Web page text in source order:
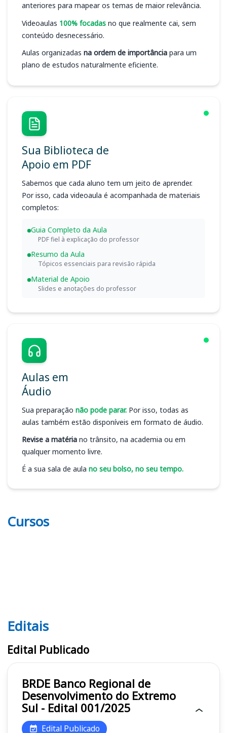
anteriores para mapear os temas de maior relevância.
Videoaulas 100% focadas no que realmente cai, sem
conteúdo desnecessário.
Aulas organizadas na ordem de importância para um
plano de estudos naturalmente eficiente.
Sua Biblioteca de
Apoio em PDF
Sabemos que cada aluno tem um jeito de aprender.
Por isso, cada videoaula é acompanhada de materiais
completos:
Guia Completo da Aula
PDF fiel à explicação do professor
Resumo da Aula
Tópicos essenciais para revisão rápida
Material de Apoio
Slides e anotações do professor
Aulas em
Áudio
Sua preparação não pode parar. Por isso, todas as
aulas também estão disponíveis em formato de áudio.
Revise a matéria no trânsito, na academia ou em
qualquer momento livre.
É a sua sala de aula no seu bolso, no seu tempo.
Cursos
Editais BRDE
Editais
Edital Publicado
BRDE Banco Regional de
Desenvolvimento do Extremo
Sul - Edital 001/2025
Edital Publicado